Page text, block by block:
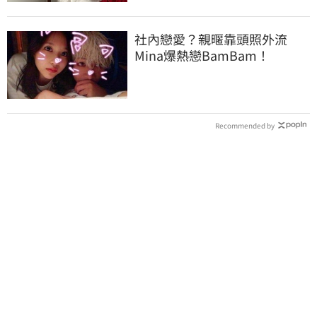
社內戀愛？親暱靠頭照外流
Mina爆熱戀BamBam！
Recommended by